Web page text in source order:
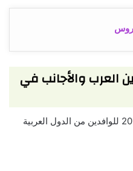
العرب والأجانب في
تختلف مصاريف جامعة 6 أكتوبر 2023 للوافدين من الدول العربية